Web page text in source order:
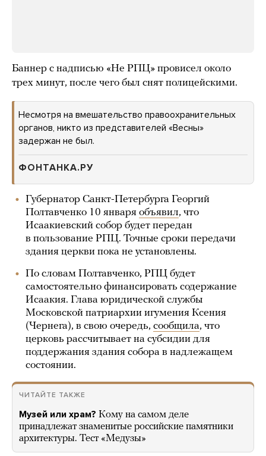
Баннер с надписью «Не РПЦ» провисел около
трех минут, после чего был снят полицейскими.
Несмотря на вмешательство правоохранительных
органов, никто из представителей «Весны»
задержан не был.
ФОНТАНКА.РУ
Губернатор Санкт-Петербурга Георгий
Полтавченко 10 января объявил, что
Исаакиевский собор будет передан
в пользование РПЦ. Точные сроки передачи
здания церкви пока не установлены.
По словам Полтавченко, РПЦ будет
самостоятельно финансировать содержание
Исаакия. Глава юридической службы
Московской патриархии игумения Ксения
(Чернега), в свою очередь, сообщила, что
церковь рассчитывает на субсидии для
поддержания здания собора в надлежащем
состоянии.
ЧИТАЙТЕ ТАКЖЕ
Музей или храм? Кому на самом деле
принадлежат знаменитые российские памятники
архитектуры. Тест «Медузы»